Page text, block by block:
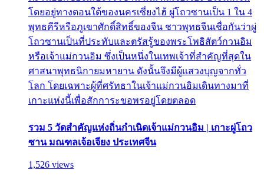
โดยอยู่ทางตอนใต้ของนครเซี่ยงไฮ้ ผู่โถวซานเป็น 1 ใน 4
พุทธคีรีหรือภูเขาศักดิ์สิทธิ์ของจีน ชาวพุทธจีนเชื่อกันว่าผู่
โถวซานเป็นที่ประทับและตรัสรู้ของพระโพธิสัตว์กวนอิม
หรือเจ้าแม่กวนอิม ซึ่งเป็นหนึ่งในเทพเจ้าที่สำคัญที่สุดใน
ศาสนาพุทธนิกายมหายาน ดังนั้นจึงมีผู้แสวงบุญจากทั่ว
โลก โดยเฉพาะผู้ที่ศรัทธาในเจ้าแม่กวนอิมเดินทางมาที่
เกาะแห่งนี้เพื่อสักการะขอพรอยู่โดยตลอด
รวม 5 วัดสำคัญแห่งถิ่นกำเนิดเจ้าแม่กวนอิม | เกาะผู่โถว
ซาน มณฑลเจ้อเจียง ประเทศจีน
1,526 views